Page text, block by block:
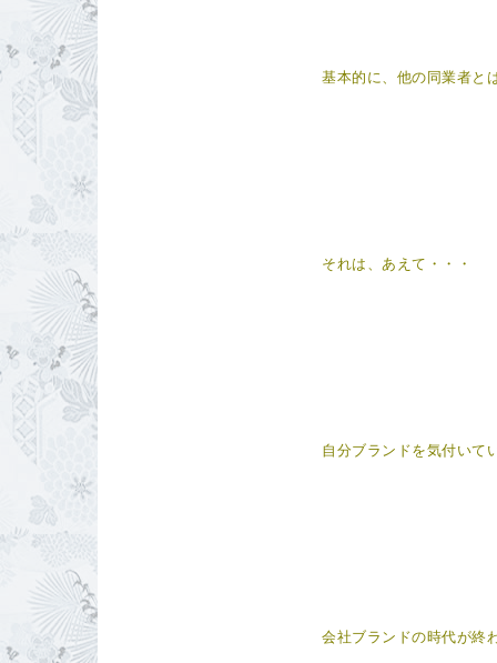
基本的に、他の同業者と
それは、あえて・・・
自分ブランドを気付いて
会社ブランドの時代が終